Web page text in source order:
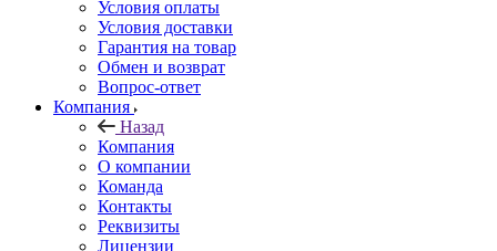
Условия оплаты
Условия доставки
Гарантия на товар
Обмен и возврат
Вопрос-ответ
Компания
Назад
Компания
О компании
Команда
Контакты
Реквизиты
Лицензии